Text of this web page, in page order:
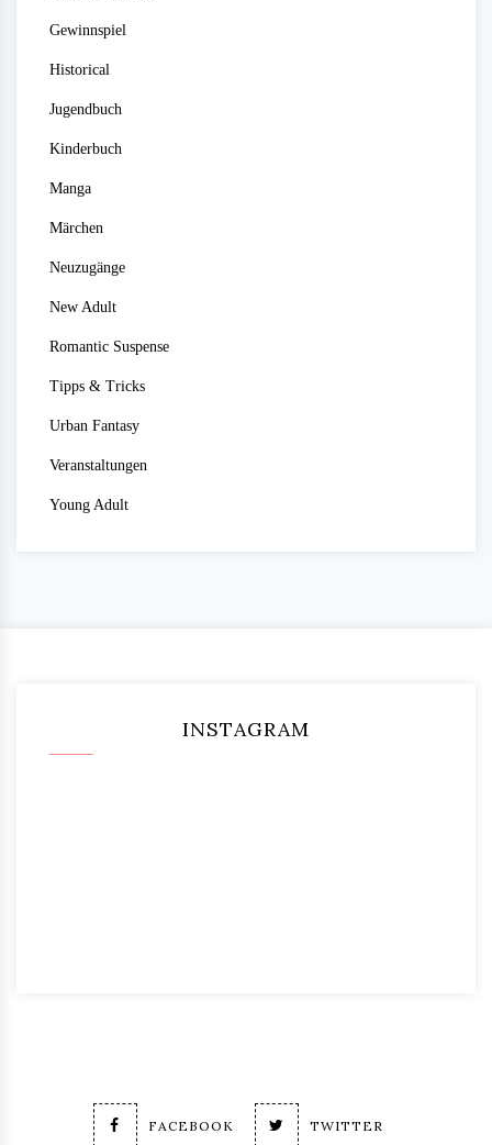
Gewinnspiel
Historical
Jugendbuch
Kinderbuch
Manga
Märchen
Neuzugänge
New Adult
Romantic Suspense
Tipps & Tricks
Urban Fantasy
Veranstaltungen
Young Adult
INSTAGRAM
FACEBOOK TWITTER